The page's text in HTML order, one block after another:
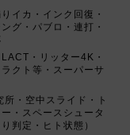
イカ・インク回復・
グ・パブロ・連打・
・リッター4K・
クト等・スーパーサ
・空中スライド・ト
・スペースシュータ
判定・ヒト状態）